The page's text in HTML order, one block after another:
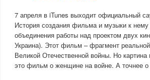
7 апреля в iTunes выходит официальный
История создания фильма и музыки к
объединения работы над проектом двух
Украина). Этот фильм – фрагмент
Великой Отечественной войны. Но
это фильм о женщине на войне. А точнее